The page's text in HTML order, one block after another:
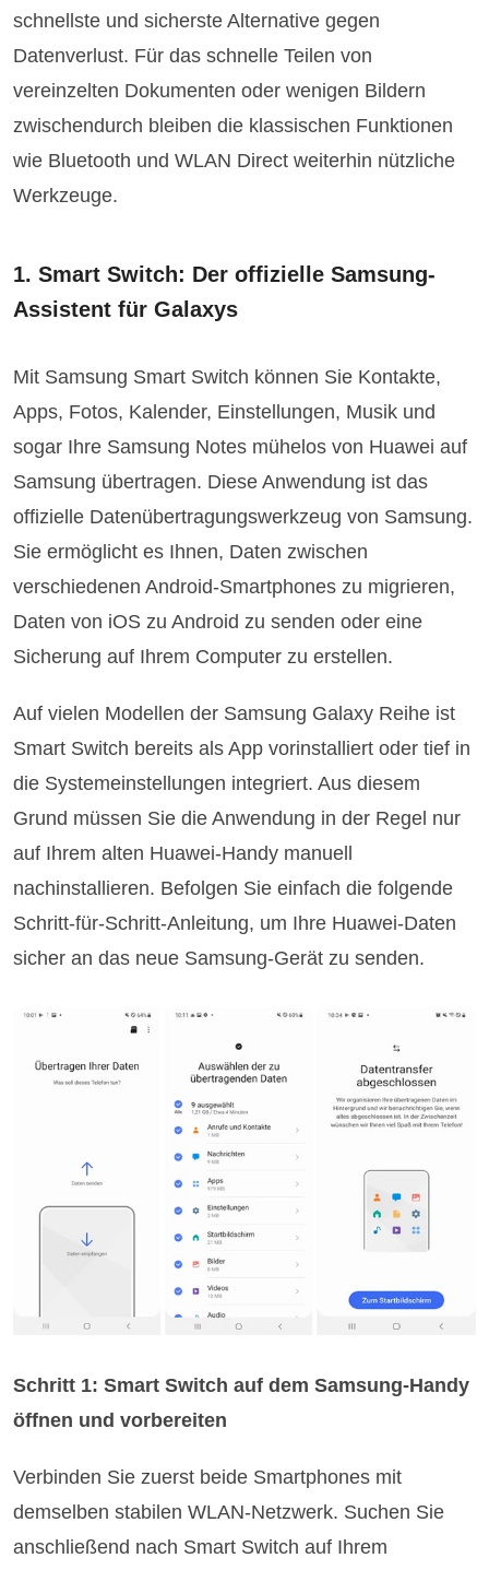
schnellste und sicherste Alternative gegen
Datenverlust. Für das schnelle Teilen von
vereinzelten Dokumenten oder wenigen Bildern
zwischendurch bleiben die klassischen Funktionen
wie Bluetooth und WLAN Direct weiterhin nützliche
Werkzeuge.
1. Smart Switch: Der offizielle Samsung-
Assistent für Galaxys
Mit Samsung Smart Switch können Sie Kontakte,
Apps, Fotos, Kalender, Einstellungen, Musik und
sogar Ihre Samsung Notes mühelos von Huawei auf
Samsung übertragen. Diese Anwendung ist das
offizielle Datenübertragungswerkzeug von Samsung.
Sie ermöglicht es Ihnen, Daten zwischen
verschiedenen Android-Smartphones zu migrieren,
Daten von iOS zu Android zu senden oder eine
Sicherung auf Ihrem Computer zu erstellen.
Auf vielen Modellen der Samsung Galaxy Reihe ist
Smart Switch bereits als App vorinstalliert oder tief in
die Systemeinstellungen integriert. Aus diesem
Grund müssen Sie die Anwendung in der Regel nur
auf Ihrem alten Huawei-Handy manuell
nachinstallieren. Befolgen Sie einfach die folgende
Schritt-für-Schritt-Anleitung, um Ihre Huawei-Daten
sicher an das neue Samsung-Gerät zu senden.
Schritt 1: Smart Switch auf dem Samsung-Handy
öffnen und vorbereiten
Verbinden Sie zuerst beide Smartphones mit
demselben stabilen WLAN-Netzwerk. Suchen Sie
anschließend nach Smart Switch auf Ihrem